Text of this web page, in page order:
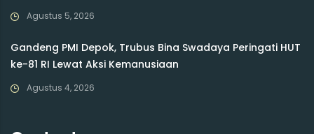
Agustus 5, 2026
Gandeng PMI Depok, Trubus Bina Swadaya Peringati HUT
ke-81 RI Lewat Aksi Kemanusiaan
Agustus 4, 2026